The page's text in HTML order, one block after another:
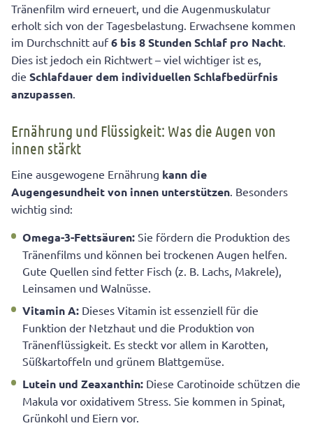
Tränenfilm wird erneuert, und die Augenmuskulatur
erholt sich von der Tagesbelastung. Erwachsene kommen
im Durchschnitt auf6 bis 8 Stunden Schlaf pro Nacht.
Dies ist jedoch ein Richtwert – viel wichtiger ist es,
die Schlafdauer dem individuellen Schlafbedürfnis
anzupassen.
Ernährung und Flüssigkeit: Was die Augen von
innen stärkt
Eine ausgewogene Ernährung kann die
Augengesundheit von innen unterstützen. Besonders
wichtig sind:
Omega-3-Fettsäuren: Sie fördern die Produktion des
Tränenfilms und können bei trockenen Augen helfen.
Gute Quellen sind fetter Fisch (z. B. Lachs, Makrele),
Leinsamen und Walnüsse.
Vitamin A: Dieses Vitamin ist essenziell für die
Funktion der Netzhaut und die Produktion von
Tränenflüssigkeit. Es steckt vor allem in Karotten,
Süßkartoffeln und grünem Blattgemüse.
Lutein und Zeaxanthin: Diese Carotinoide schützen die
Makula vor oxidativem Stress. Sie kommen in Spinat,
Grünkohl und Eiern vor.